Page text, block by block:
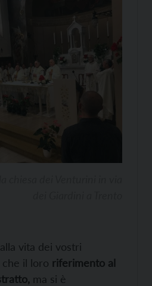
vita dei vostri
il loro riferimento al
ma si è